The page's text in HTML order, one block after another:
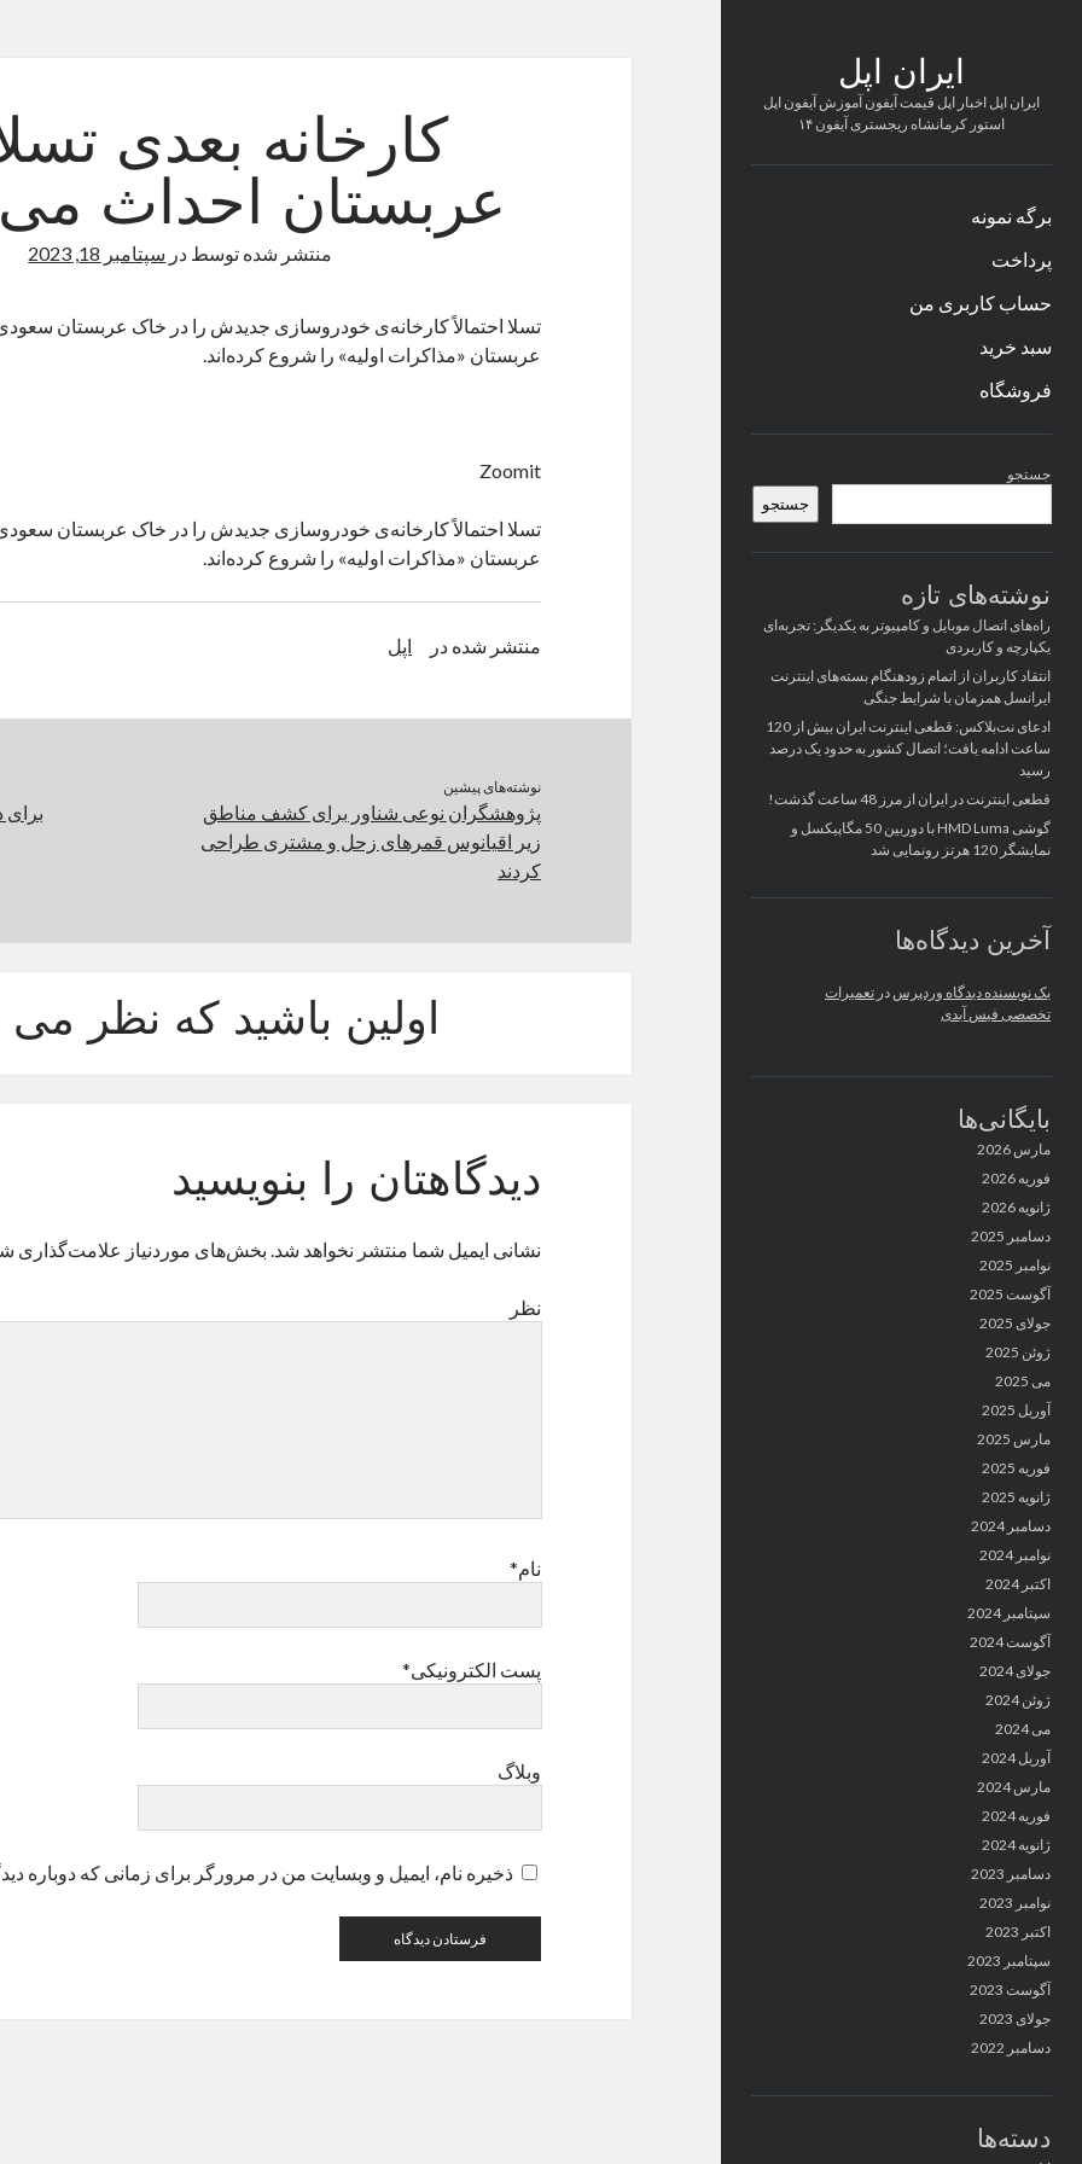
ایران اپل
ایران اپل اخبار اپل قیمت آیفون آموزش آیفون اپل
استور کرمانشاه ریجستری آیفون ۱۴
برگه نمونه
پرداخت
حساب کاربری من
سبد خرید
فروشگاه
کناری
جستجو
جستجو
نوشته‌های تازه
راه‌های اتصال موبایل و کامپیوتر به یکدیگر: تجربه‌ای
یکپارچه و کاربردی
انتقاد کاربران از اتمام زودهنگام بسته‌های اینترنت
ایرانسل همزمان با شرایط جنگی
ادعای نت‌بلاکس: قطعی اینترنت ایران بیش از 120
ساعت ادامه یافت؛ اتصال کشور به حدود یک درصد
رسید
قطعی اینترنت در ایران از مرز 48 ساعت گذشت!
گوشی HMD Luma با دوربین 50 مگاپیکسل و
نمایشگر 120 هرتز رونمایی شد
آخرین دیدگاه‌ها
یک نویسنده دیدگاه وردپرس در تعمیرات
تخصصی فیس آیدی
بایگانی‌ها
مارس 2026
فوریه 2026
ژانویه 2026
دسامبر 2025
نوامبر 2025
آگوست 2025
جولای 2025
ژوئن 2025
می 2025
آوریل 2025
مارس 2025
فوریه 2025
ژانویه 2025
دسامبر 2024
نوامبر 2024
اکتبر 2024
سپتامبر 2024
آگوست 2024
جولای 2024
ژوئن 2024
می 2024
آوریل 2024
مارس 2024
فوریه 2024
ژانویه 2024
دسامبر 2023
نوامبر 2023
اکتبر 2023
سپتامبر 2023
آگوست 2023
جولای 2023
دسامبر 2022
دسته‌ها
کارخانه بعدی
عربستان احداث
منتشر شده توسط در سپتامبر 18, 2023
تسلا احتمالاً کارخانه‌ی خودروسازی جدیدش را در خاک عربستان
عربستان «مذاکرات اولیه» را شروع کرده‌اند.
Zoomit
تسلا احتمالاً کارخانه‌ی خودروسازی جدیدش را در خاک عربستان
عربستان «مذاکرات اولیه» را شروع کرده‌اند.
منتشر شده در اپل
نوشته‌های پیشین
پژوهشگران نوعی شناور برای کشف مناطق
زیر اقیانوس قمرهای زحل و مشتری طراحی
کردند
برای
اولین باشید که نظر می
دیدگاهتان را بنویسید
نشانی ایمیل شما منتشر نخواهد شد. بخش‌های موردنیاز علامت‌گذاری
نظر
نام*
پست الکترونیکی*
وبلاگ
ذخیره نام، ایمیل و وبسایت من در مرورگر برای زمانی که دوباره